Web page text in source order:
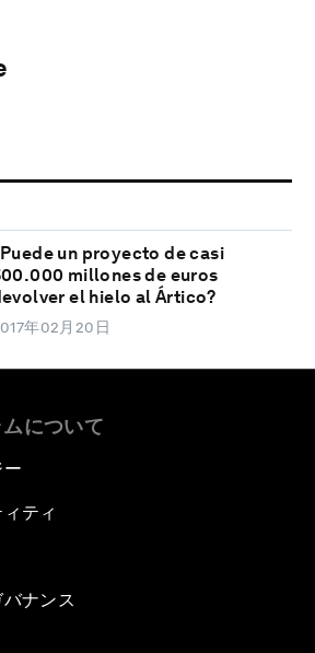
un proyecto de casi
millones de euros
el hielo al Ártico?
年02月20日
について
ティ
ナンス